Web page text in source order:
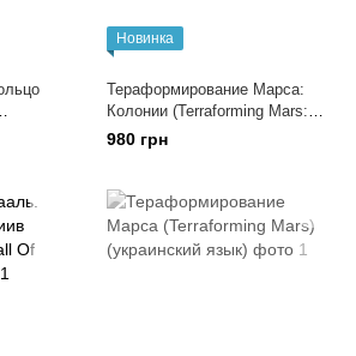
Новинка
Тераформирование Марса:
Колонии (Terraforming Mars:
Colonies) (украинский язык)
980 грн